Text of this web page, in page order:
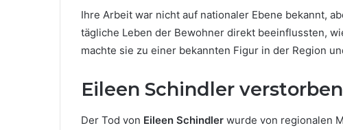
Ihre Arbeit war nicht auf nationaler Ebene bekannt,
tägliche Leben der Bewohner direkt beeinflussten,
machte sie zu einer bekannten Figur in der Region
Eileen Schindler
Der Tod von Eileen Schindler wurde von regionalen